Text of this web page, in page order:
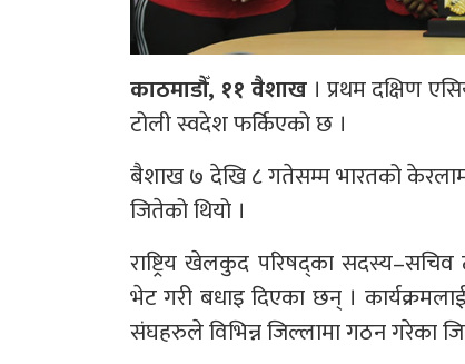
काठमाडौँ, ११ वैशाख। प्रथम दक्षिण
टोली स्वदेश फर्किएको छ ।
बैशाख ७ देखि ८ गतेसम्म भारतको
जितेको थियो ।
राष्ट्रिय खेलकुद परिषद्का
भेट गरी बधाइ दिएका छन् ।
संघहरुले विभिन्न जिल्लामा गठन गरेका